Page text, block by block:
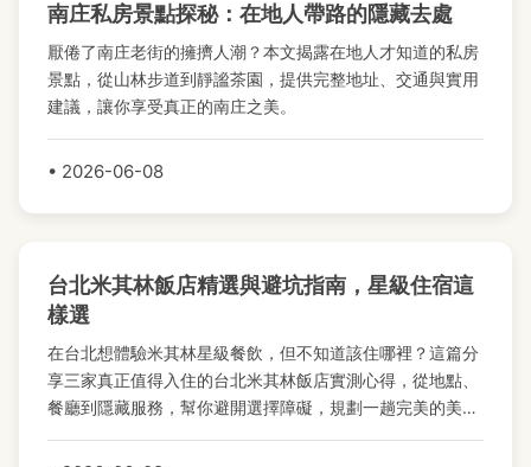
南庄私房景點探秘：在地人帶路的隱藏去處
厭倦了南庄老街的擁擠人潮？本文揭露在地人才知道的私房
景點，從山林步道到靜謐茶園，提供完整地址、交通與實用
建議，讓你享受真正的南庄之美。
• 2026-06-08
台北米其林飯店精選與避坑指南，星級住宿這
樣選
在台北想體驗米其林星級餐飲，但不知道該住哪裡？這篇分
享三家真正值得入住的台北米其林飯店實測心得，從地點、
餐廳到隱藏服務，幫你避開選擇障礙，規劃一趟完美的美食